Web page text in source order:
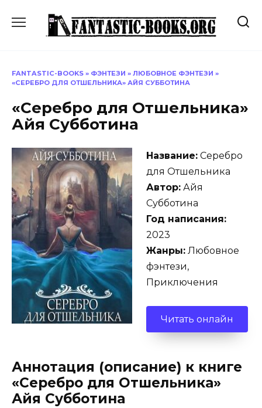
содержанию
FANTASTIC-BOOKS » ФЭНТЕЗИ » ЛЮБОВНОЕ ФЭНТЕЗИ »
«СЕРЕБРО ДЛЯ ОТШЕЛЬНИКА» АЙЯ СУББОТИНА
«Серебро для Отшельника»
Айя Субботина
Название: Серебро
для Отшельника
Автор: Айя
Субботина
Год написания:
2023
Жанры: Любовное
фэнтези,
Приключения
Читать онлайн
Аннотация (описание) к книге
«Серебро для Отшельника»
Айя Субботина